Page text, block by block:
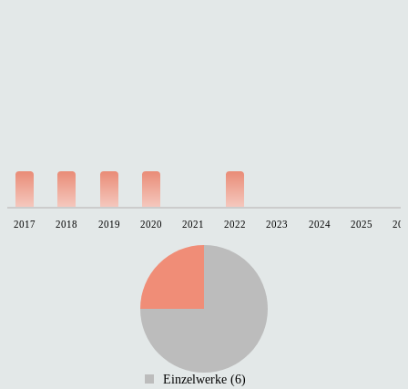
2017 2018 2019 2020 2021 2022 2023 2024 2025
Einzelwerke (6)